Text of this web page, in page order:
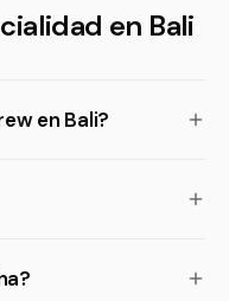
en Bali
en Bali?